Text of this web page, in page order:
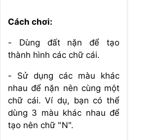
Cách chơi:
- Dùng đất nặn để tạo
thành hình các chữ cái.
- Sử dụng các màu khác
nhau để nặn nên cùng một
chữ cái. Ví dụ, bạn có thể
dùng 3 màu khác nhau để
tạo nên chữ "N".